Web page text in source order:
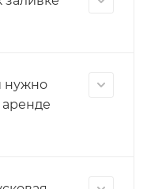
нужно